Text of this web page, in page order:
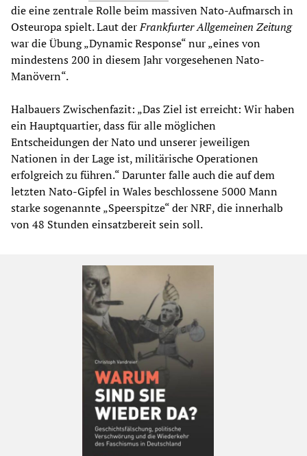
die eine zentrale Rolle beim massiven Nato-Aufmarsch in
Osteuropa spielt. Laut derFrankfurter Allgemeinen Zeitung
war die Übung „Dynamic Response“ nur „eines von
mindestens 200 in diesem Jahr vorgesehenen Nato-
Manövern“.
Halbauers Zwischenfazit: „Das Ziel ist erreicht: Wir haben
ein Hauptquartier, dass für alle möglichen
Entscheidungen der Nato und unserer jeweiligen
Nationen in der Lage ist, militärische Operationen
erfolgreich zu führen.“ Darunter falle auch die auf dem
letzten Nato-Gipfel in Wales beschlossene 5000 Mann
starke sogenannte „Speerspitze“ der NRF, die innerhalb
von 48 Stunden einsatzbereit sein soll.